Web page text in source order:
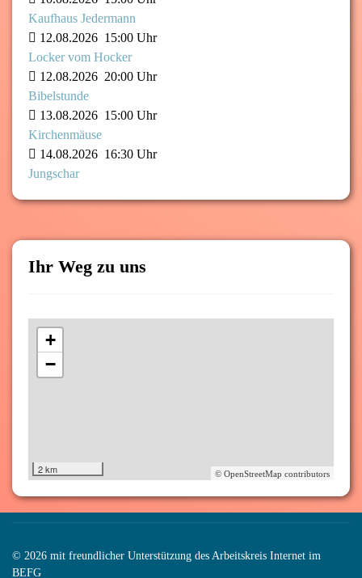
Kaufhaus Jedermann
12.08.2026 15:00 Uhr
Locker vom Hocker
12.08.2026 20:00 Uhr
Bibelstunde
13.08.2026 15:00 Uhr
Kirchenmäuse
14.08.2026 16:30 Uhr
Jungschar
Ihr Weg zu uns
+
−
2 km © OpenStreetMap contributors
© 2026 mit freundlicher Unterstützung des Arbeitskreis Internet im
BEFG